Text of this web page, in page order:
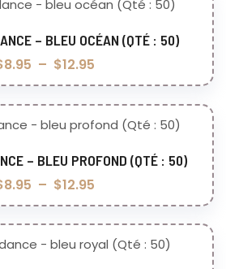
des options
– BLEU OCÉAN (QTÉ : 50)
8.95 – $12.95
des options
– BLEU PROFOND (QTÉ : 50)
8.95 – $12.95